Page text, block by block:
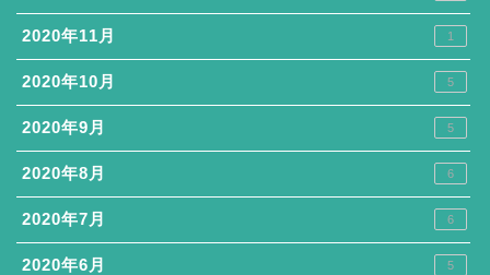
2020年11月 1
2020年10月 5
2020年9月 5
2020年8月 6
2020年7月 6
2020年6月 5